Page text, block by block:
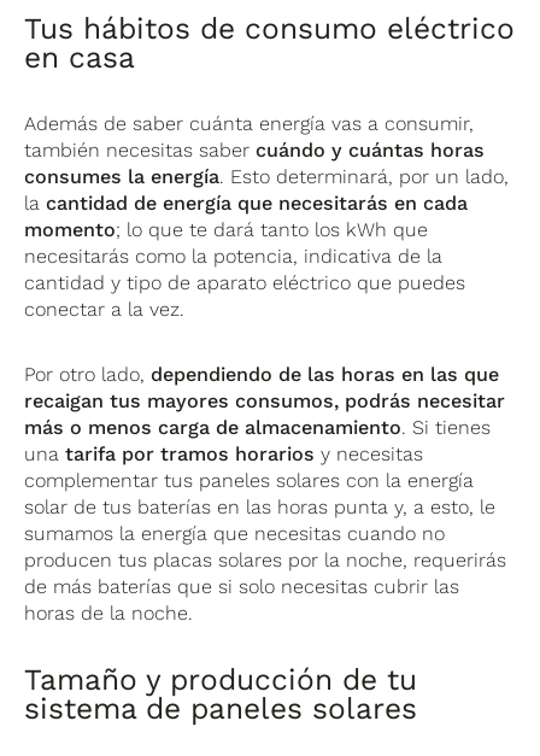
Tus hábitos de consumo eléctrico
en casa
Además de saber cuánta energía vas a consumir,
también necesitas sabercuándo y cuántas horas
consumes la energía. Esto determinará, por un lado,
lacantidad de energía que necesitarás en cada
momento; lo que te dará tanto los kWh que
necesitarás como la potencia, indicativa de la
cantidad y tipo de aparato eléctrico que puedes
conectar a la vez.
Por otro lado, dependiendo de las horas en las que
recaigan tus mayores consumos, podrás necesitar
más o menos carga de almacenamiento. Si tienes
unatarifa por tramos horarios y necesitas
complementar tus paneles solares con la energía
solar de tus baterías en las horas punta y, a esto, le
sumamos la energía que necesitas cuando no
producen tus placas solares por la noche, requerirás
de más baterías que si solo necesitas cubrir las
horas de la noche.
Tamaño y producción de tu
sistema de paneles solares